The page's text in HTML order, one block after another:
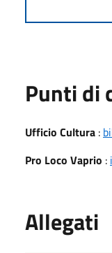
Punti di
Ufficio Cultura :
Pro Loco Vaprio :
Allegati